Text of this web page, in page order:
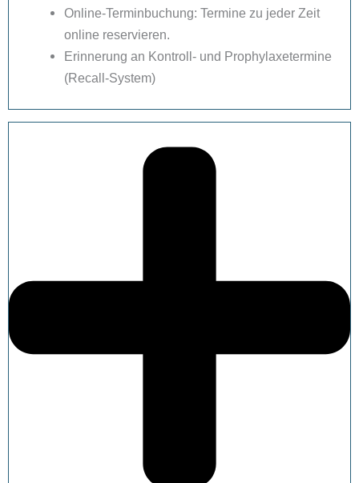
Online-Terminbuchung: Termine zu jeder Zeit
online reservieren.
Erinnerung an Kontroll- und Prophylaxetermine
(Recall-System)